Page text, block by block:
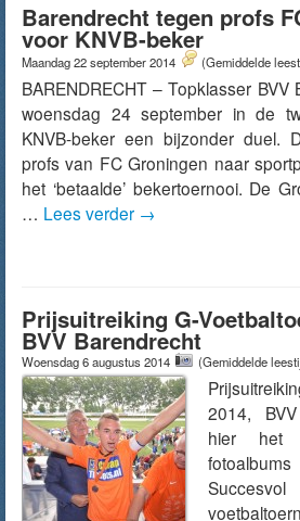
Barendrecht tegen profs
voor KNVB-beker
Maandag 22 september 2014 (Gemiddelde
BARENDRECHT – Topklasser BVV
woensdag 24 september in de
KNVB-beker een bijzonder duel.
profs van FC Groningen naar
het ‘betaalde’ bekertoernooi. De
… Lees verder →
Prijsuitreiking G-
BVV Barendrecht
Woensdag 6 augustus 2014 (Gemiddelde
2014,
hier het